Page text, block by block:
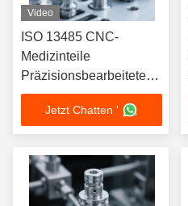
Video
ISO 13485 CNC-
Medizinteile
Präzisionsbearbeitete
Implantatkomponenten
Jetzt Chatten '